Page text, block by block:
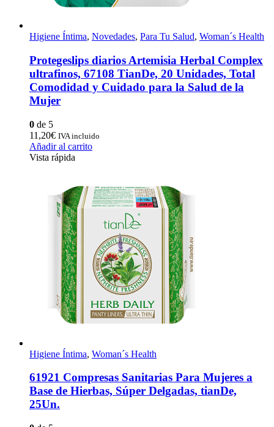
Higiene Íntima, Novedades, Para Tu Salud, Woman´s Health
Protegeslips diarios Artemisia Herbal Complex
ultrafinos, 67108 TianDe, 20 Unidades, Total
Comodidad y Cuidado para la Salud de la
Mujer
0 de 5
11,20€ IVA incluido
Añadir al carrito
Vista rápida
Higiene Íntima, Woman´s Health
61921 Compresas Sanitarias Para Mujeres a
Base de Hierbas, Súper Delgadas, tianDe,
25Un.